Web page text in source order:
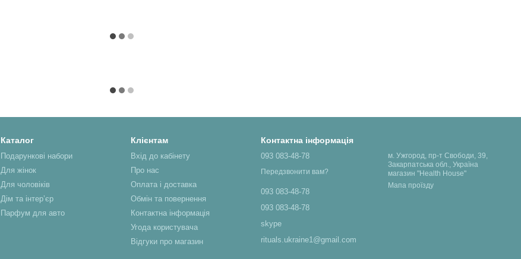
Каталог
Подарункові набори
Для жінок
Для чоловіків
Дім та інтерʼєр
Парфум для авто
Клієнтам
Вхід до кабінету
Про нас
Оплата і доставка
Обмін та повернення
Контактна інформація
Угода користувача
Відгуки про магазин
Контактна інформація
093 083-48-78
Передзвонити вам?
093 083-48-78
093 083-48-78
skype
rituals.ukraine1@gmail.com
м. Ужгород, пр-т Свободи, 39,
Закарпатська обл., Україна
магазин "Health House"
Мапа проїзду